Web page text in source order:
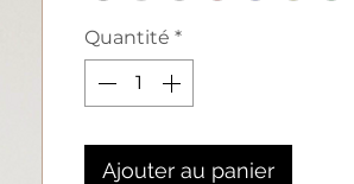
Quantité *
Ajouter au panier